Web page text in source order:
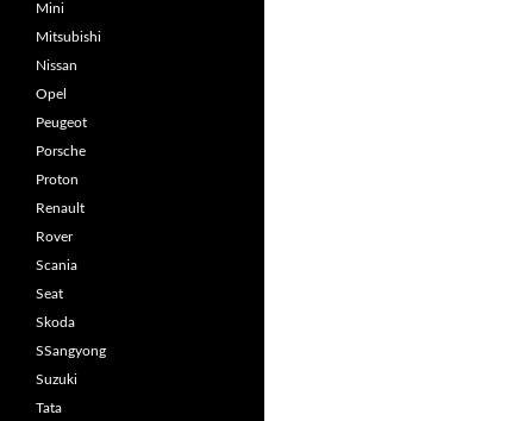
Mini
Mitsubishi
Nissan
Opel
Peugeot
Porsche
Proton
Renault
Rover
Scania
Seat
Skoda
SSangyong
Suzuki
Tata